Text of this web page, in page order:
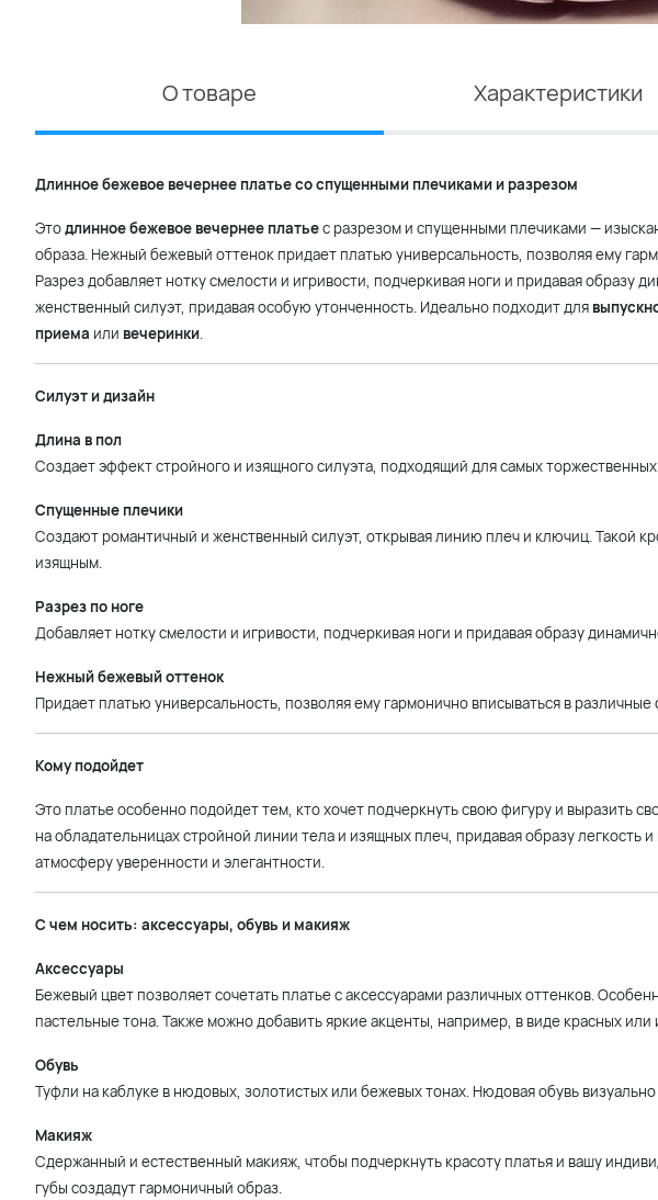
О товаре Характеристики
Длинное бежевое вечернее платье со спущенными плечиками и разрезом
Этодлинное бежевое вечернее платьес разрезом и спущенными плечиками —
образа. Нежный бежевый оттенок придает платью универсальность, позволяя ему
Разрез добавляет нотку смелости и игривости, подчеркивая ноги и придавая
женственный силуэт, придавая особую утонченность. Идеально подходит для
приема или вечеринки.
Силуэт и дизайн
Длина в пол
Создает эффект стройного и изящного силуэта, подходящий для самых торжественных
Спущенные плечики
Создают романтичный и женственный силуэт, открывая линию плеч и ключиц. Такой
изящным.
Разрез по ноге
Добавляет нотку смелости и игривости, подчеркивая ноги и придавая образу
Нежный бежевый оттенок
Придает платью универсальность, позволяя ему гармонично вписываться в
Кому подойдет
Это платье особенно подойдет тем, кто хочет подчеркнуть свою фигуру и выразить
на обладательницах стройной линии тела и изящных плеч, придавая образу легкость
атмосферу уверенности и элегантности.
С чем носить: аксессуары, обувь и макияж
Аксессуары
Бежевый цвет позволяет сочетать платье с аксессуарами различных оттенков.
пастельные тона. Также можно добавить яркие акценты, например, в виде красных
Обувь
Туфли на каблуке в нюдовых, золотистых или бежевых тонах. Нюдовая обувь
Макияж
Сдержанный и естественный макияж, чтобы подчеркнуть красоту платья и вашу
губы создадут гармоничный образ.